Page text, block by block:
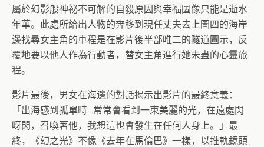
屬於幻影般神祕不可解的自殺原因與幸福圖像只能是逝水
年華。此處所給出人物的奔移到現任丈夫去上圖四的海岸
邊找尋女主角的車程是在影片後半部唯二的隧道圖示，反
覆地要以他人作為行動者，替女主角進行她未盡的心靈旅
程。
影片最後，男女在海邊的對話揭示出影片的最終意義：
「出海感到孤單時…常常會看到一束美麗的光，在遠處閃
呀閃，召喚著他，我想這也會發生在任何人身上。」最
終，《幻之光》不像《去年在馬倫巴》一樣，以推軌鏡頭